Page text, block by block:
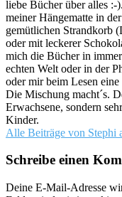
liebe Bücher über alles :-
meiner Hängematte in
gemütlichen Strandkorb
oder mit leckerer
mich die Bücher in
echten Welt oder in der
oder mir beim Lesen
Die Mischung macht´s.
Erwachsene, sondern
Kinder.
Alle Beiträge von Stephi
Schreibe einen
Deine E-Mail-Adresse